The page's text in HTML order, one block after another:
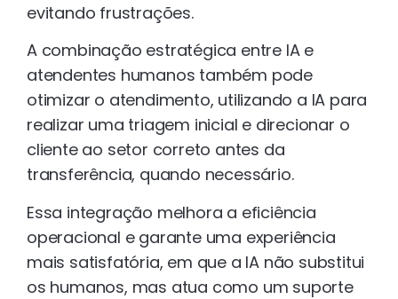
evitando frustrações.
A combinação estratégica entre IA e
atendentes humanos também pode
otimizar o atendimento, utilizando a IA para
realizar uma triagem inicial e direcionar o
cliente ao setor correto antes da
transferência, quando necessário.
Essa integração melhora a eficiência
operacional e garante uma experiência
mais satisfatória, em que a IA não substitui
os humanos, mas atua como um suporte